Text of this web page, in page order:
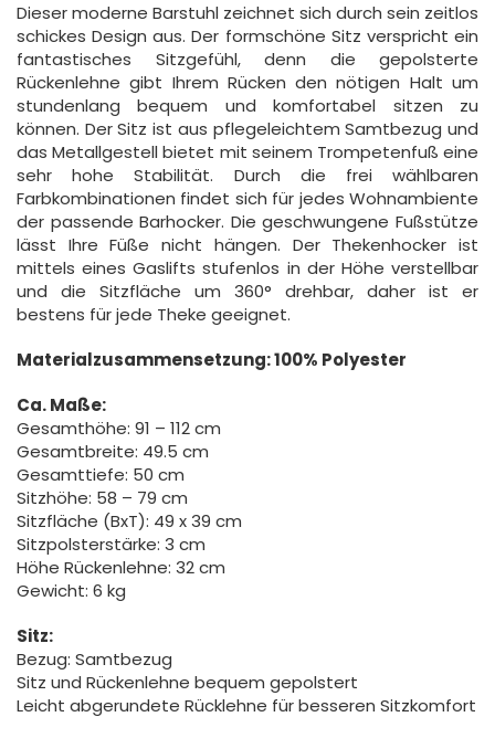
Dieser moderne Barstuhl zeichnet sich durch sein zeitlos
schickes Design aus. Der formschöne Sitz verspricht ein
fantastisches Sitzgefühl, denn die gepolsterte
Rückenlehne gibt Ihrem Rücken den nötigen Halt um
stundenlang bequem und komfortabel sitzen zu
können. Der Sitz ist aus pflegeleichtem Samtbezug und
das Metallgestell bietet mit seinem Trompetenfuß eine
sehr hohe Stabilität. Durch die frei wählbaren
Farbkombinationen findet sich für jedes Wohnambiente
der passende Barhocker. Die geschwungene Fußstütze
lässt Ihre Füße nicht hängen. Der Thekenhocker ist
mittels eines Gaslifts stufenlos in der Höhe verstellbar
und die Sitzfläche um 360° drehbar, daher ist er
bestens für jede Theke geeignet.
Materialzusammensetzung:100% Polyester
Ca. Maße:
Gesamthöhe: 91 – 112 cm
Gesamtbreite: 49.5 cm
Gesamttiefe: 50 cm
Sitzhöhe: 58 – 79 cm
Sitzfläche (BxT): 49 x 39 cm
Sitzpolsterstärke: 3 cm
Höhe Rückenlehne: 32 cm
Gewicht: 6 kg
Sitz:
Bezug: Samtbezug
Sitz und Rückenlehne bequem gepolstert
Leicht abgerundete Rücklehne für besseren Sitzkomfort